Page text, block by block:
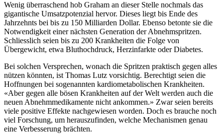
Wenig überraschend hob Graham an dieser Stelle nochmals das
gigantische Umsatzpotenzial hervor. Dieses liegt bis Ende des
Jahrzehnts bei bis zu 150 Milliarden Dollar. Ebenso betonte sie die
Notwendigkeit einer nächsten Generation der Abnehmspritzen.
Schliesslich seien bis zu 200 Krankheiten die Folge von
Übergewicht, etwa Bluthochdruck, Herzinfarkte oder Diabetes.
Bei solchen Versprechen, wonach die Spritzen praktisch gegen alles
nützen könnten, ist Thomas Lutz vorsichtig. Berechtigt seien die
Hoffnungen bei sogenannten kardiometabolischen Krankheiten.
«Aber gegen alle bösen Krankheiten auf der Welt werden auch die
neuen Abnehmmedikamente nicht ankommen.» Zwar seien bereits
viele positive Effekte nachgewiesen worden. Doch es brauche noch
viel Forschung, um herauszufinden, welche Mechanismen genau
eine Verbesserung brächten.